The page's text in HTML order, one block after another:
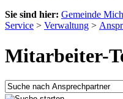
Sie sind hier: Gemeinde
Service > Verwaltung >
Mitarbeiter-